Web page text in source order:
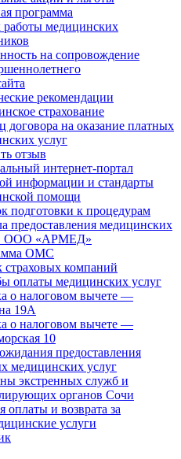
программа
работы медицинских
на сопровождение
рекомендации
страхование
договора на оказание платных
услуг
отзыв
интернет-портал
информации и стандарты
помощи
подготовки к процедурам
предоставления медицинских
ООО «АРМЕД»
ОМС
страховых компаний
оплаты медицинских услуг
о налоговом вычете —
19А
о налоговом вычете —
10
предоставления
медицинских услуг
экстренных служб и
органов Сочи
оплаты и возврата за
услуги